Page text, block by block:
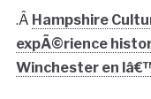
.Â Hampshire
expÃ©rience
Winchester en